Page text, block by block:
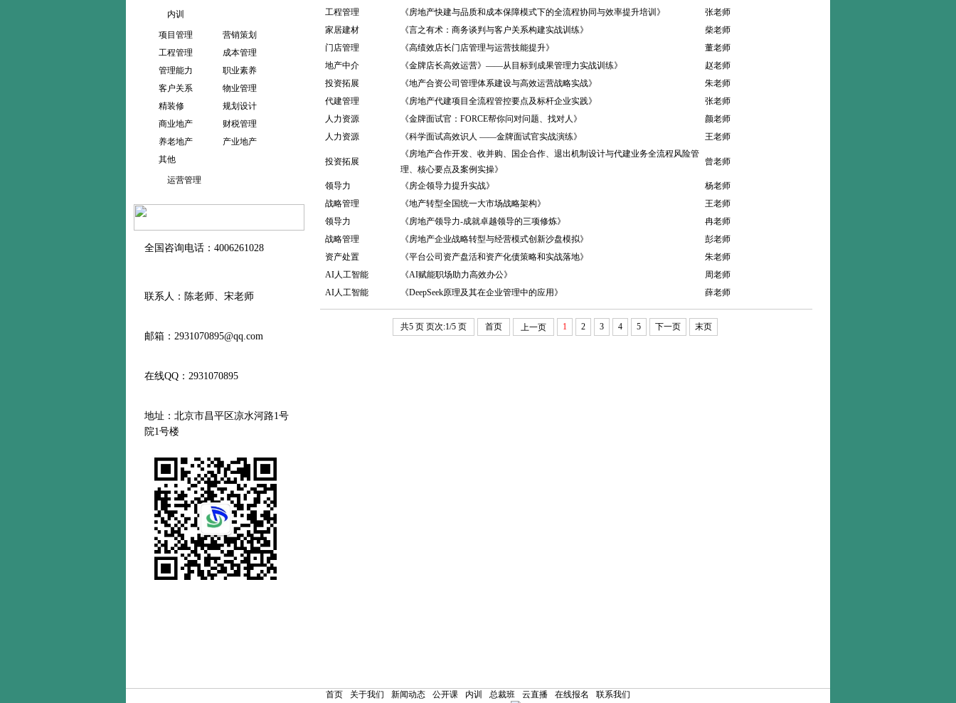
内训
项目管理
营销策划
工程管理
成本管理
管理能力
职业素养
客户关系
物业管理
精装修
规划设计
商业地产
财税管理
养老地产
产业地产
其他
运营管理
全国咨询电话：4006261028
联系人：陈老师、宋老师
邮箱：2931070895@qq.com
在线QQ：2931070895
地址：北京市昌平区凉水河路1号
院1号楼
工程管理
《房地产快建与品质和成本保障模式下的全流程协同与效率提升培训》
张老师
家居建材
《言之有术：商务谈判与客户关系构建实战训练》
柴老师
门店管理
《高绩效店长门店管理与运营技能提升》
董老师
地产中介
《金牌店长高效运营》——从目标到成果管理力实战训练》
赵老师
投资拓展
《地产合资公司管理体系建设与高效运营战略实战》
朱老师
代建管理
《房地产代建项目全流程管控要点及标杆企业实践》
张老师
人力资源
《金牌面试官：FORCE帮你问对问题、找对人》
颜老师
人力资源
《科学面试高效识人 ——金牌面试官实战演练》 王老师
投资拓展
《房地产合作开发、收并购、国企合作、退出机制设计与代建业务全流程风险管
理、核心要点及案例实操》
曾老师
领导力 《房企领导力提升实战》
杨老师
战略管理
《地产转型全国统一大市场战略架构》
王老师
领导力
《房地产领导力-成就卓越领导的三项修炼》
冉老师
战略管理
《房地产企业战略转型与经营模式创新沙盘模拟》
彭老师
资产处置
《平台公司资产盘活和资产化债策略和实战落地》
朱老师
AI人工智能
《AI赋能职场助力高效办公》
周老师
AI人工智能
《DeepSeek原理及其在企业管理中的应用》 薛老师
共5 页 页次:1/5 页 首页 上一页 1 2 3 4 5 下一页 末页
首页 关于我们 新闻动态 公开课 内训 总裁班 云直播 在线报名 联系我们